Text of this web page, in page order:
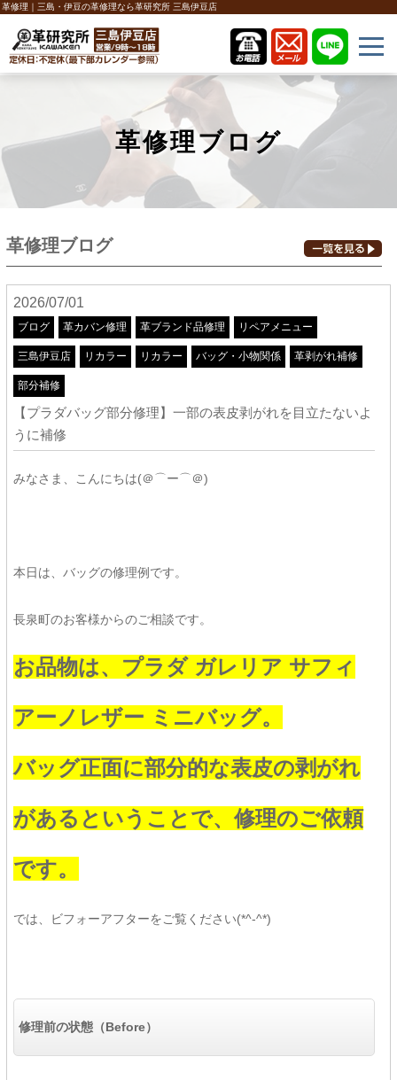
革修理｜三島・伊豆の革修理なら革研究所 三島伊豆店
革修理ブログ
革修理ブログ
2026/07/01
ブログ 革カバン修理 革ブランド品修理 リペアメニュー
三島伊豆店 リカラー リカラー バッグ・小物関係 革剥がれ補修
部分補修
【プラダバッグ部分修理】一部の表皮剥がれを目立たないよ
うに補修
みなさま、こんにちは(＠⌒ー⌒＠)
本日は、バッグの修理例です。
長泉町のお客様からのご相談です。
お品物は、プラダ ガレリア サフィ
アーノレザー ミニバッグ。
バッグ正面に部分的な表皮の剥がれ
があるということで、修理のご依頼
です。
では、ビフォーアフターをご覧ください(*^-^*)
修理前の状態（Before）